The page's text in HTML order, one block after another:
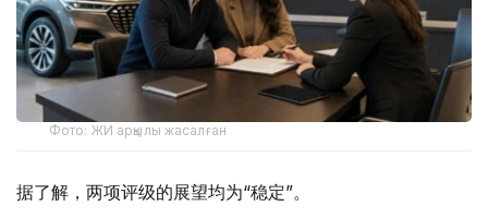
Фото: ЖИ арқылы жасалған
据了解，两项评级的展望均为“稳定”。